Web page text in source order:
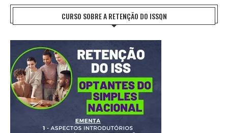
CURSO SOBRE A RETENÇÃO DO ISSQN